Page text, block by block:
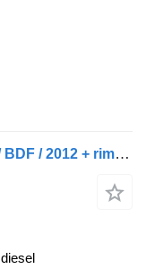
Mercedes-Benz ACTROS 2541 6X2 / BDF / 2012 + rimorchio telaio
diesel